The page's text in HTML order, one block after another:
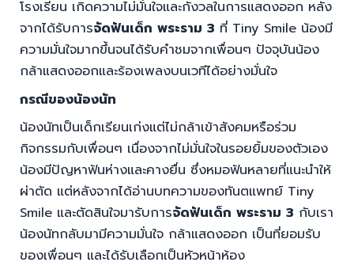
โรงเรียน เกิดความไม่มั่นใจและกังวลในการแสดงออก หลัง
จากได้รับการจัดฟันเด็ก พระราม 3 ที่ Tiny Smile น้องมี
ความมั่นใจมากขึ้นจนได้รับคำชมจากเพื่อนๆ ปัจจุบันน้อง
กล้าแสดงออกและร้องเพลงบนเวทีได้อย่างมั่นใจ
กรณีของน้องนัท
น้องนัทเป็นเด็กเรียนเก่งแต่ไม่กล้าเข้าสังคมหรือร่วม
กิจกรรมกับเพื่อนๆ เนื่องจากไม่มั่นใจในรอยยิ้มของตัวเอง
น้องมีปัญหาฟันห่างและคางยื่น ซึ่งหมอฟันหลายที่แนะนำให้
ผ่าตัด แต่หลังจากได้อ่านบทความของทันตแพทย์ Tiny
Smile และตัดสินใจมารับการจัดฟันเด็ก พระราม 3 กับเรา
น้องนัทกลับมามีความมั่นใจ กล้าแสดงออก เป็นที่ยอมรับ
ของเพื่อนๆ และได้รับเลือกเป็นหัวหน้าห้อง